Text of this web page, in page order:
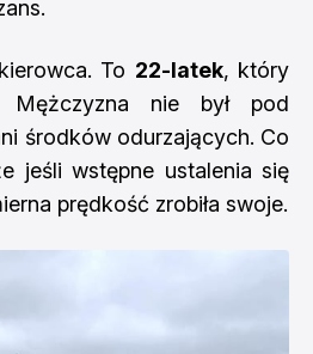
To 22-latek, który
Mężczyzna nie był pod
środków odurzających. Co
jeśli wstępne ustalenia się
prędkość zrobiła swoje.